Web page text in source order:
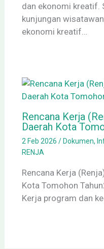
dan ekonomi kreatif.
kunjungan
ekonomi kreatif…
Rencana Kerja
Daerah Kota
2 Feb 2026/ Dokumen,
RENJA
Rencana Kerja
Kota Tomohon
Kerja program dan